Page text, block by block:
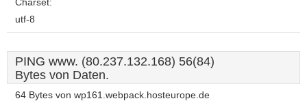
Charset:
utf-8
PING www. (80.237.132.168) 56(84)
Bytes von Daten.
64 Bytes von wp161.webpack.hosteurope.de